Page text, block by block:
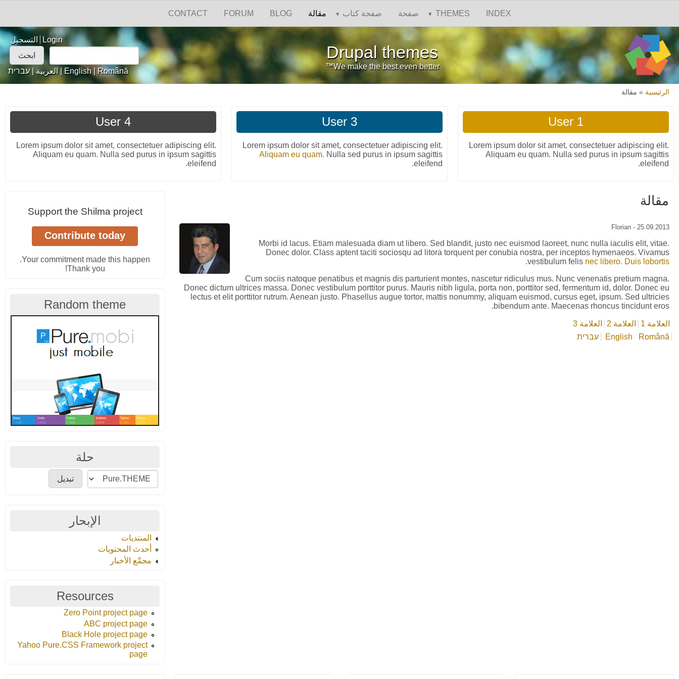
INDEX
THEMES صفحة صفحة كتاب مقالة BLOG
FORUM
CONTACT
Login links
Login التسجيل
استمارة البحث
English| Română
| العربية |עברית
Drupal themes
We make the best even better™
أنت هنا
الرئيسية » مقالة
User 1
Lorem ipsum dolor sit amet, consectetuer adipiscing elit.
Aliquam eu quam. Nulla sed purus in ipsum sagittis
eleifend.
User 3
Lorem ipsum dolor sit amet, consectetuer adipiscing elit.
Aliquam eu quam. Nulla sed purus in ipsum sagittis
eleifend.
User 4
Lorem ipsum dolor sit amet, consectetuer adipiscing elit.
Aliquam eu quam. Nulla sed purus in ipsum sagittis
eleifend.
مقالة
Florian- 25.09.2013
Morbi id lacus. Etiam malesuada diam ut libero. Sed blandit, justo nec euismod laoreet, nunc nulla iaculis elit, vitae.
Donec dolor. Class aptent taciti sociosqu ad litora torquent per conubia nostra, per inceptos hymenaeos. Vivamus
vestibulum felis nec libero. Duis lobortis
.
Cum sociis natoque penatibus et magnis dis parturient montes, nascetur ridiculus mus. Nunc venenatis pretium magna.
Donec dictum ultrices massa. Donec vestibulum porttitor purus. Mauris nibh ligula, porta non, porttitor sed, fermentum id, dolor. Donec eu
lectus et elit porttitor rutrum. Aenean justo. Phasellus augue tortor, mattis nonummy, aliquam euismod, cursus eget, ipsum. Sed ultricies
bibendum ante. Maecenas rhoncus tincidunt eros.
العلامة 1 العلامة 2
العلامة 3
English
Română עברית
Support the Shilma project
Your commitment made this happen.
Thank you!
Random theme
حلة
الإبحار
المنتديات
أحدث المحتويات
مجمِّع الأخبار
Resources
Zero Point project page
ABC project page
Black Hole project page
Yahoo Pure.CSS Framework project
page